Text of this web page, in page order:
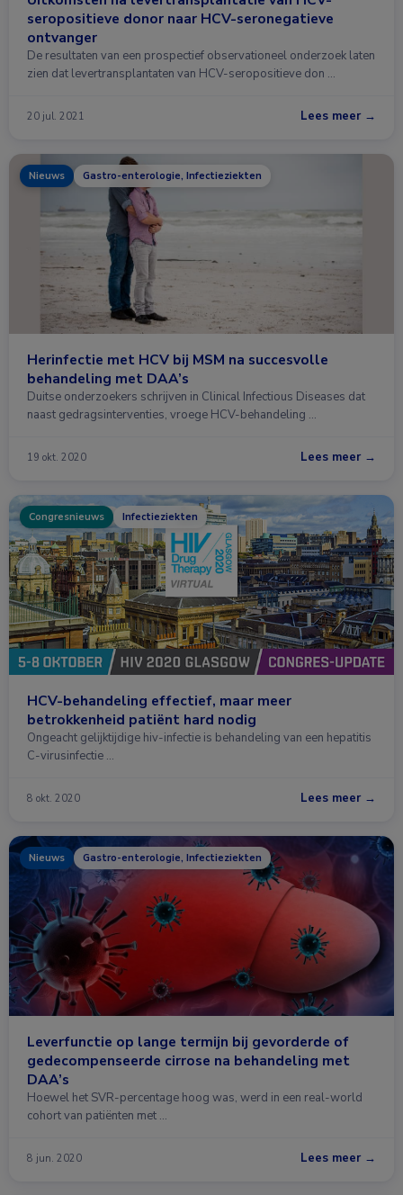
seropositieve donor naar HCV-seronegatieve
ontvanger
De resultaten van een prospectief observationeel onderzoek laten
zien dat levertransplantaten van HCV-seropositieve don …
20 jul. 2021 Lees meer →
Nieuws Gastro-enterologie, Infectieziekten
Herinfectie met HCV bij MSM na succesvolle
behandeling met DAA’s
Duitse onderzoekers schrijven in Clinical Infectious Diseases dat
naast gedragsinterventies, vroege HCV-behandeling …
19 okt. 2020 Lees meer →
Congresnieuws Infectieziekten
HCV-behandeling effectief, maar meer
betrokkenheid patiënt hard nodig
Ongeacht gelijktijdige hiv-infectie is behandeling van een hepatitis
C-virusinfectie …
8 okt. 2020 Lees meer →
Nieuws Gastro-enterologie, Infectieziekten
Leverfunctie op lange termijn bij gevorderde of
gedecompenseerde cirrose na behandeling met
DAA’s
Hoewel het SVR-percentage hoog was, werd in een real-world
cohort van patiënten met …
8 jun. 2020 Lees meer →